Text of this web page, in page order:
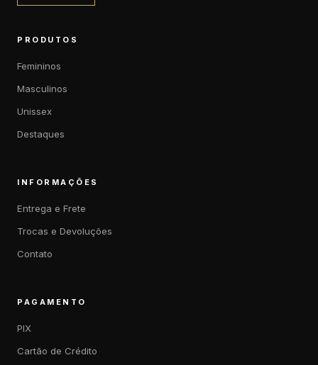
PRODUTOS
Femininos
Masculinos
Unissex
Destaques
INFORMAÇÕES
Entrega e Frete
Trocas e Devoluções
Contato
PAGAMENTO
PIX
Cartão de Crédito